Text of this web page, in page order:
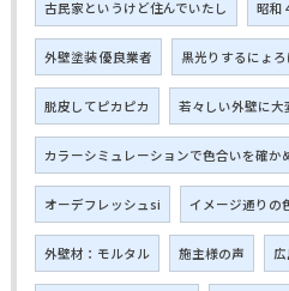
古民家というけど住んでいたし 昭和
外壁塗装 優良業者 黒光りするにょろ
脱皮してピカピカ 若々しい外壁に大
カラーシミュレーションで色合いを確か
オーデフレッシュsi イメージ通りの
外壁材：モルタル 施主様の声